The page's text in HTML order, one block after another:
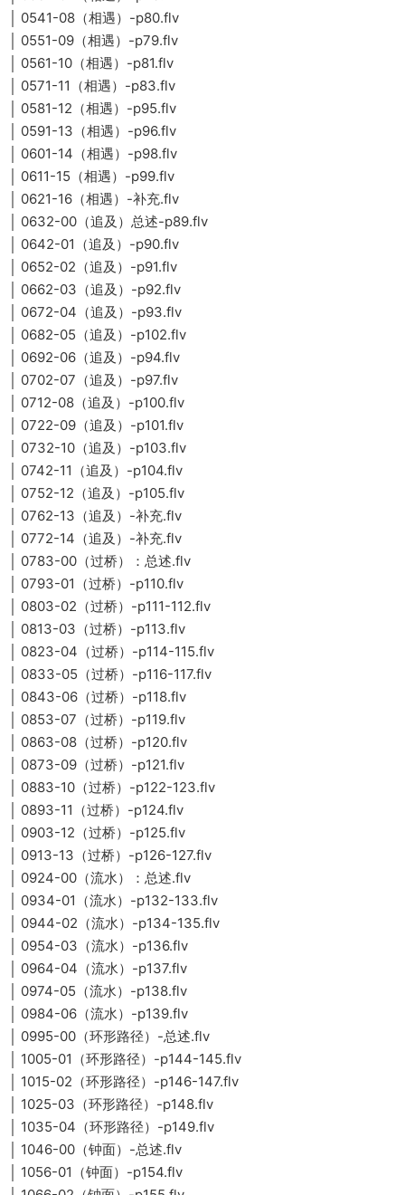
│ 0541-08（相遇）-p80.flv
│ 0551-09（相遇）-p79.flv
│ 0561-10（相遇）-p81.flv
│ 0571-11（相遇）-p83.flv
│ 0581-12（相遇）-p95.flv
│ 0591-13（相遇）-p96.flv
│ 0601-14（相遇）-p98.flv
│ 0611-15（相遇）-p99.flv
│ 0621-16（相遇）-补充.flv
│ 0632-00（追及）总述-p89.flv
│ 0642-01（追及）-p90.flv
│ 0652-02（追及）-p91.flv
│ 0662-03（追及）-p92.flv
│ 0672-04（追及）-p93.flv
│ 0682-05（追及）-p102.flv
│ 0692-06（追及）-p94.flv
│ 0702-07（追及）-p97.flv
│ 0712-08（追及）-p100.flv
│ 0722-09（追及）-p101.flv
│ 0732-10（追及）-p103.flv
│ 0742-11（追及）-p104.flv
│ 0752-12（追及）-p105.flv
│ 0762-13（追及）-补充.flv
│ 0772-14（追及）-补充.flv
│ 0783-00（过桥）：总述.flv
│ 0793-01（过桥）-p110.flv
│ 0803-02（过桥）-p111-112.flv
│ 0813-03（过桥）-p113.flv
│ 0823-04（过桥）-p114-115.flv
│ 0833-05（过桥）-p116-117.flv
│ 0843-06（过桥）-p118.flv
│ 0853-07（过桥）-p119.flv
│ 0863-08（过桥）-p120.flv
│ 0873-09（过桥）-p121.flv
│ 0883-10（过桥）-p122-123.flv
│ 0893-11（过桥）-p124.flv
│ 0903-12（过桥）-p125.flv
│ 0913-13（过桥）-p126-127.flv
│ 0924-00（流水）：总述.flv
│ 0934-01（流水）-p132-133.flv
│ 0944-02（流水）-p134-135.flv
│ 0954-03（流水）-p136.flv
│ 0964-04（流水）-p137.flv
│ 0974-05（流水）-p138.flv
│ 0984-06（流水）-p139.flv
│ 0995-00（环形路径）-总述.flv
│ 1005-01（环形路径）-p144-145.flv
│ 1015-02（环形路径）-p146-147.flv
│ 1025-03（环形路径）-p148.flv
│ 1035-04（环形路径）-p149.flv
│ 1046-00（钟面）-总述.flv
│ 1056-01（钟面）-p154.flv